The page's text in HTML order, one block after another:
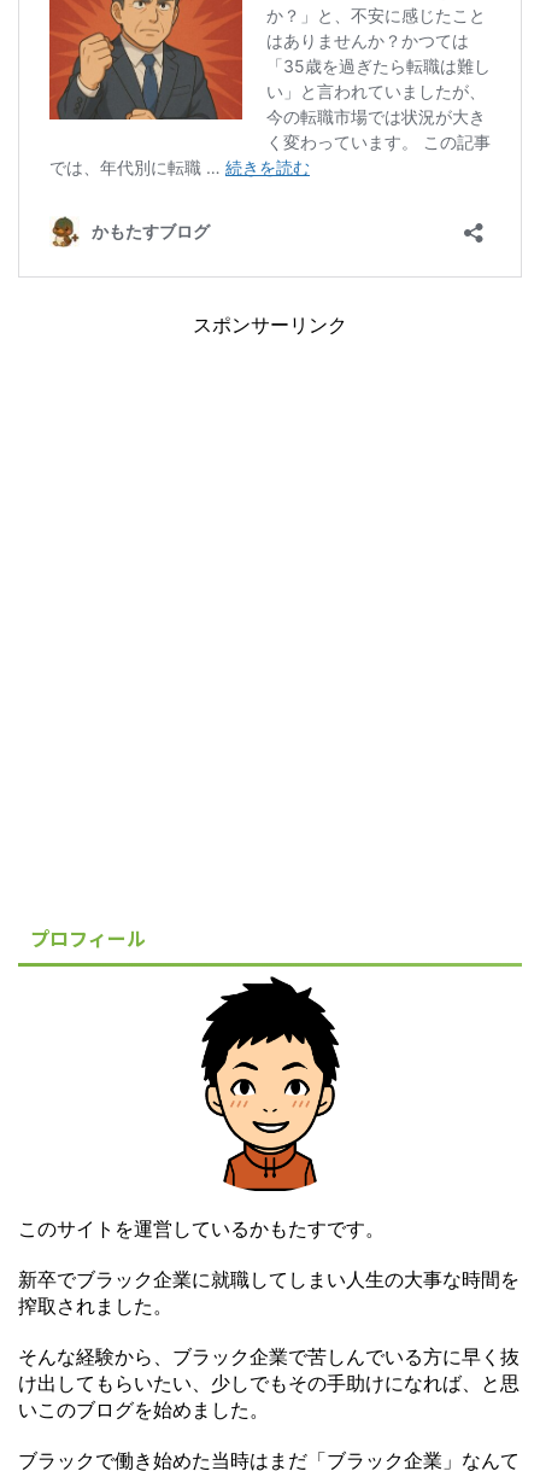
スポンサーリンク
プロフィール
このサイトを運営しているかもたすです。
新卒でブラック企業に就職してしまい人生の大事な時間を
搾取されました。
そんな経験から、ブラック企業で苦しんでいる方に早く抜
け出してもらいたい、少しでもその手助けになれば、と思
いこのブログを始めました。
ブラックで働き始めた当時はまだ「ブラック企業」なんて